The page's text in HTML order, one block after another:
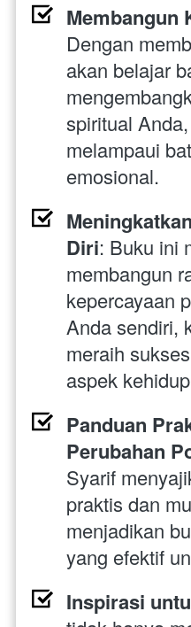
Membangun
Dengan
akan belajar
spiritual
melampaui
emosional.
Diri: Buku ini
membangun
kepercayaan
Anda sendiri,
meraih
aspek
Panduan
Perubahan
Syarif
praktis dan
menjadikan
yang efektif
Inspirasi